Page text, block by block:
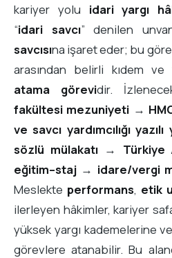
kariyer yolu idari yargı
“idari savcı” denilen
savcısına işaret eder; bu
arasından belirli kıdem
atama görevidir.
fakültesi mezuniyeti →
ve savcı yardımcılığı yazılı
sözlü mülakatı → Türkiye
eğitim–staj → idare/vergi
Meslekte performans, etik
ilerleyen hâkimler, kariyer
yüksek yargı kademelerine ve
görevlere atanabilir. Bu